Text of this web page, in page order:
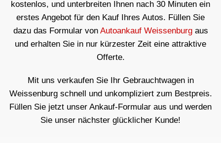
kostenlos, und unterbreiten Ihnen nach 30 Minuten ein
erstes Angebot für den Kauf Ihres Autos. Füllen Sie
dazu das Formular von Autoankauf Weissenburgaus
und erhalten Sie in nur kürzester Zeit eine attraktive
Offerte.
Mit uns verkaufen Sie Ihr Gebrauchtwagen in
Weissenburg schnell und unkompliziert zum Bestpreis.
Füllen Sie jetzt unser Ankauf-Formular aus und werden
Sie unser nächster glücklicher Kunde!